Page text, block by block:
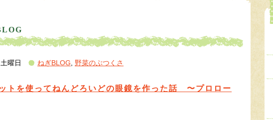
曜日 ねぎBLOG 野菜のぶつくさ
トを使ってねんどろいどの眼鏡を作った話 〜プロロー